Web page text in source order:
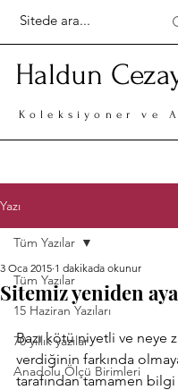
Haldun
Koleksiyoner ve
Yazı
Tüm Yazılar
15 Haziran Yazıları
70 yıllık yazılar
Anadolu Ölçü Birimleri
Tüm Yazılar
Sitemiz yeniden
3 Oca 2015 1 dakikada okunur
Bazı kötü niyetli ve neye
verdiğinin farkında
tarafından tamamen bilgi